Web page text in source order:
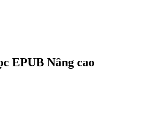
EPUB Nâng cao